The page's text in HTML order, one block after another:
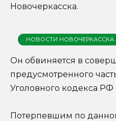
Новочеркасска.
НОВОСТИ НОВОЧЕРКАССКА
Он обвиняется в
предусмотренного
Уголовного кодекса
Потерпевшим по